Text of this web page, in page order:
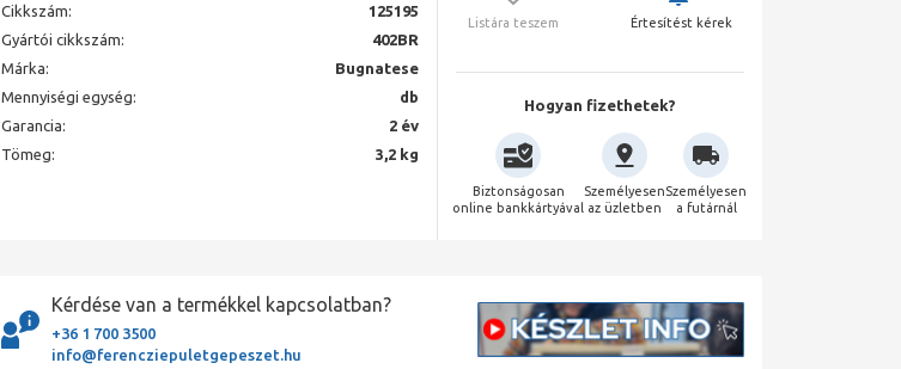
Cikkszám:
125195
Gyártói cikkszám:
402BR
Márka:
Bugnatese
Mennyiségi egység:
db
Garancia:
2 év
Tömeg:
3,2 kg
Listára teszem Értesítést kérek
Hogyan fizethetek?
Biztonságosan
online bankkártyával
Személyesen
az üzletben
Személyesen
a futárnál
Kérdése van a termékkel kapcsolatban?
+36 1 700 3500
info@ferencziepuletgepeszet.hu